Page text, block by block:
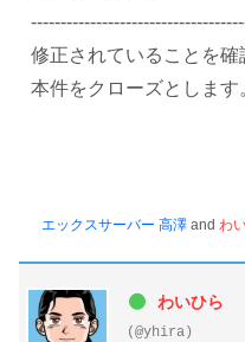
修正されていることを確
本件をクローズとします
エックスサーバー 高澤 and わ
わいひら
(@yhira)